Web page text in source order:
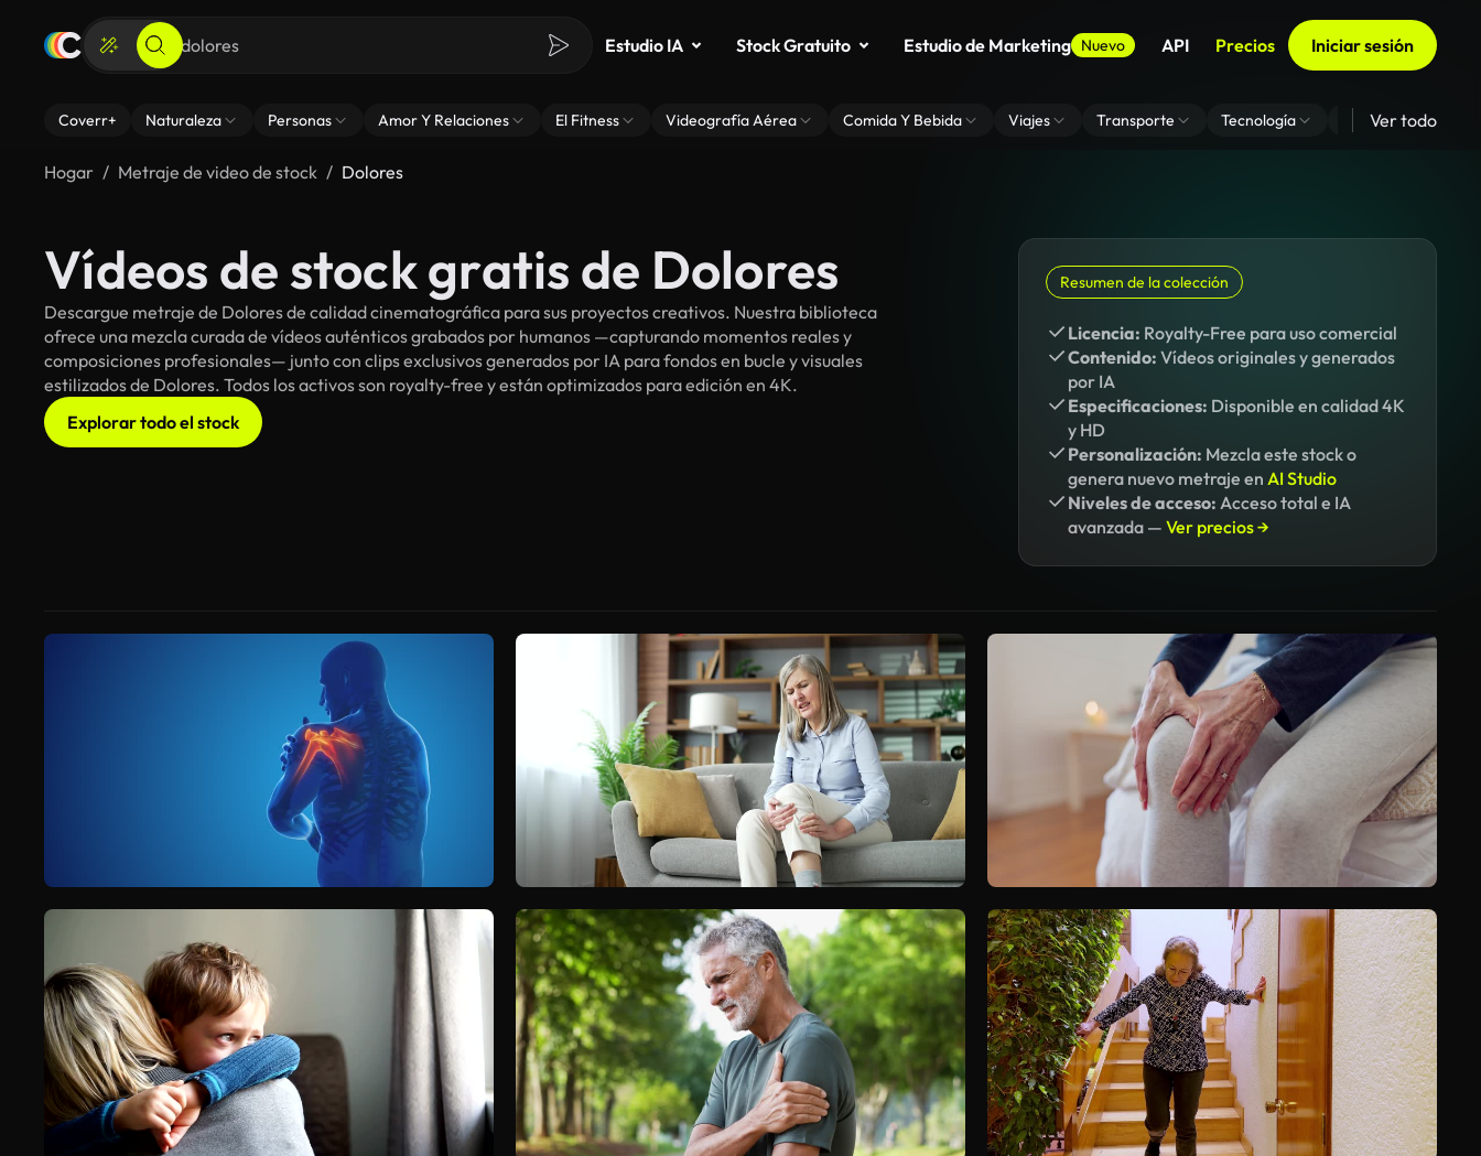
Estudio IA Stock Gratuito Estudio de Marketing Nuevo API Precios Iniciar sesión
Coverr+ Naturaleza Personas Amor Y Relaciones El Fitness Videografía Aérea Comida Y Bebida Viajes Transporte Tecnología Zoom De Fondo
Ver todo
Hogar Metraje de video de stock Dolores
Vídeos de stock gratis de Dolores
Descargue metraje de Dolores de calidad cinematográfica para sus proyectos creativos. Nuestra biblioteca
ofrece una mezcla curada de vídeos auténticos grabados por humanos —capturando momentos reales y
composiciones profesionales— junto con clips exclusivos generados por IA para fondos en bucle y visuales
estilizados de Dolores. Todos los activos son royalty-free y están optimizados para edición en 4K.
Explorar todo el stock
Resumen de la colección
Licencia: Royalty-Free para uso comercial
Contenido: Vídeos originales y generados
por IA
Especificaciones: Disponible en calidad 4K
y HD
Personalización: Mezcla este stock o
genera nuevo metraje en AI Studio
Niveles de acceso: Acceso total e IA
avanzada — Ver precios →